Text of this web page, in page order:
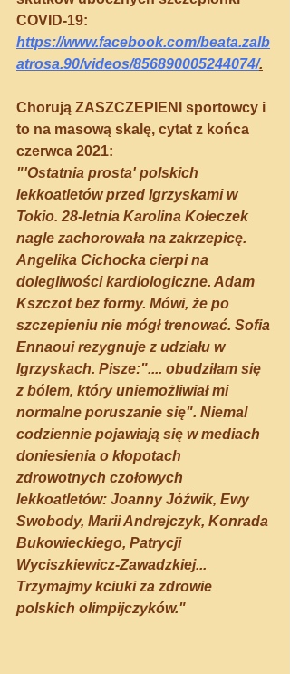
COVID-19:
https://www.facebook.com/beata.zalb
atrosa.90/videos/856890005244074/.
Chorują ZASZCZEPIENI sportowcy i
to na masową skalę, cytat z końca
czerwca 2021:
"'Ostatnia prosta' polskich
lekkoatletów przed Igrzyskami w
Tokio. 28-letnia Karolina Kołeczek
nagle zachorowała na zakrzepicę.
Angelika Cichocka cierpi na
dolegliwości kardiologiczne. Adam
Kszczot bez formy. Mówi, że po
szczepieniu nie mógł trenować. Sofia
Ennaoui rezygnuje z udziału w
Igrzyskach. Pisze:".... obudziłam się
z bólem, który uniemożliwiał mi
normalne poruszanie się". Niemal
codziennie pojawiają się w mediach
doniesienia o kłopotach
zdrowotnych czołowych
lekkoatletów: Joanny Jóźwik, Ewy
Swobody, Marii Andrejczyk, Konrada
Bukowieckiego, Patrycji
Wyciszkiewicz-Zawadzkiej...
Trzymajmy kciuki za zdrowie
polskich olimpijczyków."